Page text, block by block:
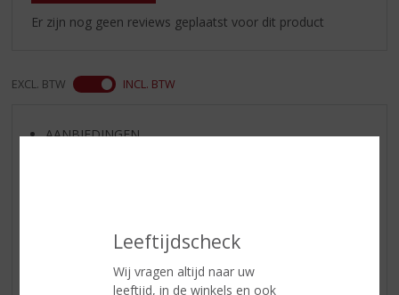
Leeftijdscheck
Wij vragen altijd naar uw
leeftijd, in de winkels en ook
Er zijn nog geen reviews geplaatst voor dit product
EXCL. BTW INCL. BTW
AANBIEDINGEN
BIER VAN DE MAAND
SPIRIT VAN DE MAAND
EXCLUSIEF TOPSLIJTER